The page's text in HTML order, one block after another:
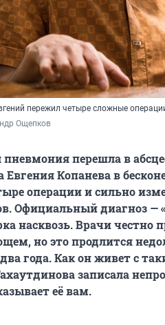
пережил четыре сложные
Ощепков
перешла в
Евгения Копанева в
операции и сильно
Официальный диагноз —
насквозь. Врачи
но это продлится
года. Как он живет с
записала
её вам.